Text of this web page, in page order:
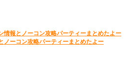
情報とノーコン攻略パーティーまとめたよー
ノーコン攻略パーティーまとめたよー